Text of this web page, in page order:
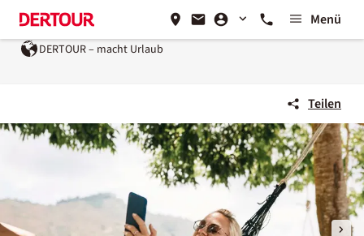
Menü
DERTOUR – macht Urlaub
Teilen